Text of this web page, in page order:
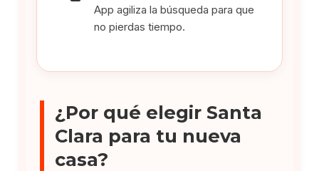
App agiliza la búsqueda para que
no pierdas tiempo.
¿Por qué elegir Santa
Clara para tu nueva
casa?